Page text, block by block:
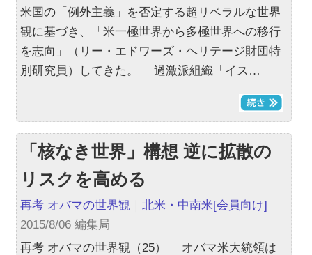
米国の「例外主義」を否定する超リベラルな世界
観に基づき、「米一極世界から多極世界への移行
を志向」（リー・エドワーズ・ヘリテージ財団特
別研究員）してきた。 過激派組織「イス…
「核なき世界」構想 逆に拡散の
リスクを高める
再考 オバマの世界観 ｜北米・中南米[会員向け]
2015/8/06 編集局
再考 オバマの世界観（25） オバマ米大統領は